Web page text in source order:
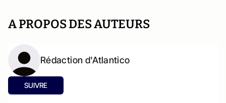
A PROPOS DES AUTEURS
Rédaction d'Atlantico
SUIVRE